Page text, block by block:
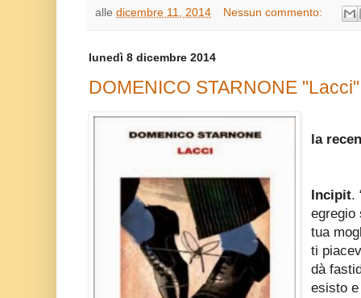
alle dicembre 11, 2014 Nessun commento:
lunedì 8 dicembre 2014
DOMENICO STARNONE
la
Incipit.
egregio
tua
ti
dà
esisto